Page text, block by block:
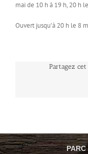
mai de 10 h à 19 h, 20 h
Ouvert jusqu’à 20 h le 8
Partagez cet
PARC